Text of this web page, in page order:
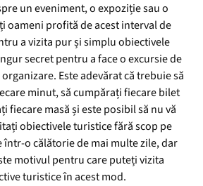
un eveniment, o expoziție sau o
oameni profită de acest interval de
a vizita pur și simplu obiectivele
secret pentru a face o excursie de
Este adevărat că trebuie să
minut, să cumpărați fiecare bilet
fiecare masă și este posibil să nu vă
obiectivele turistice fără scop pe
într-o călătorie de mai multe zile, dar
motivul pentru care puteți vizita
turistice în acest mod.